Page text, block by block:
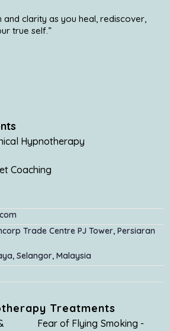
and clarity as you heal, rediscover,
true self.”
Hypnotherapy
Coaching
Trade Centre PJ Tower, Persiaran
Selangor, Malaysia
Treatments
Fear of Flying Smoking -